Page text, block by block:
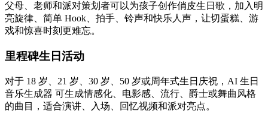
父母、老师和派对策划者可以为孩子创作俏皮生日歌，加入明
亮旋律、简单 Hook、拍手、铃声和快乐人声，让切蛋糕、游
戏和惊喜时刻更难忘。
里程碑生日活动
对于 18 岁、21 岁、30 岁、50 岁或周年式生日庆祝，AI 生日
音乐生成器 可生成情感化、电影感、流行、爵士或舞曲风格
的曲目，适合演讲、入场、回忆视频和派对亮点。